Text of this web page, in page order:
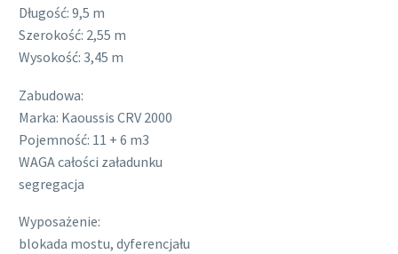
Długość: 9,5 m
Szerokość: 2,55 m
Wysokość: 3,45 m
Zabudowa:
Marka: Kaoussis CRV 2000
Pojemność: 11 + 6 m3
WAGA całości załadunku
segregacja
Wyposażenie:
blokada mostu, dyferencjału